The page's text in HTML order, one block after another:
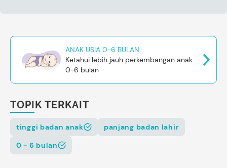
ANAK USIA 0-6 BULAN
Ketahui lebih jauh perkembangan anak
0-6 bulan
TOPIK TERKAIT
tinggi badan anak
panjang badan lahir
0 - 6 bulan